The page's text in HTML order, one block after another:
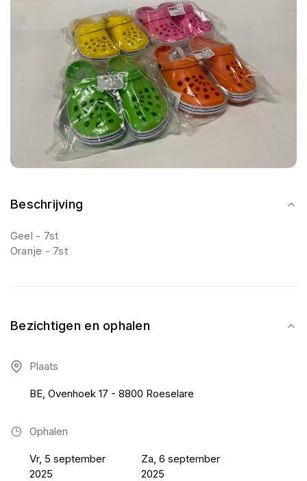
Beschrijving
Geel - 7st
Oranje - 7st
Bezichtigen en ophalen
Plaats
BE, Ovenhoek 17 - 8800 Roeselare
Ophalen
Vr, 5 september
2025
Za, 6 september
2025